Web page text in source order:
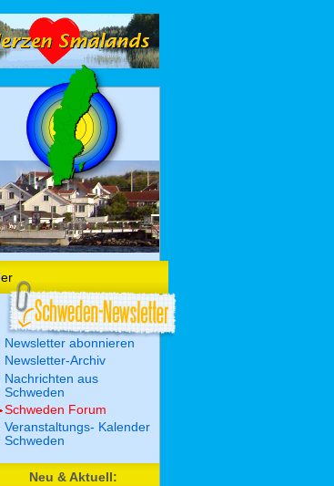
Newsletter abonnieren
Newsletter-Archiv
Nachrichten aus
Schweden
Schweden Forum
Veranstaltungs- Kalender
Schweden
Neu & Aktuell: